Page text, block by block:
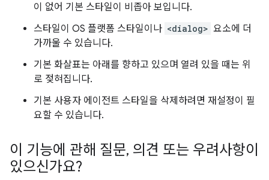
이 없어 기본 스타일이 비좁아 보입니다.
스타일이 OS 플랫폼 스타일이나 <dialog> 요소에 더
가까울 수 있습니다.
기본 화살표는 아래를 향하고 있으며 열려 있을 때는 위
로 젖혀집니다.
기본 사용자 에이전트 스타일을 삭제하려면 재설정이 필
요할 수 있습니다.
이 기능에 관해 질문, 의견 또는 우려사항이
있으신가요?